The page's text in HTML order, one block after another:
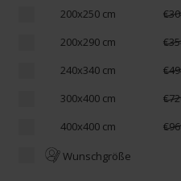
200x250 cm
200x290 cm
240x340 cm
300x400 cm
400x400 cm
Wunschgröße